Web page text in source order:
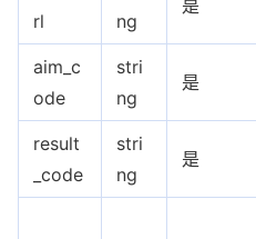
rl
ng
是
aim_c
ode
stri
ng
是
result
_code
stri
ng
是